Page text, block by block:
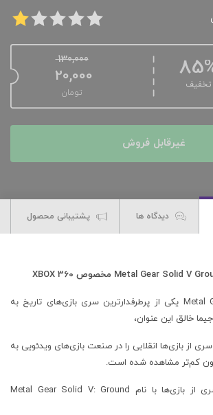
تخفیف
130,000
20,000
تومان
غیرقابل فروش
دیدگاه ها پشتیبانی محصول
بدون شک Metal Gear Solid یکی از پرطرفدارترین سری بازی‌های تاریخ به
خالق این عنوان،
از بازی‌ها انقلابی را در صنعت بازی‌های ویدئویی به
کم‌تر مشاهده شده است.
پنجمین نسخه این سری از بازی‌ها با نام Metal Gear Solid V: Ground